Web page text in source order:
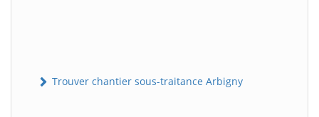
Trouver chantier sous-traitance Arbigny